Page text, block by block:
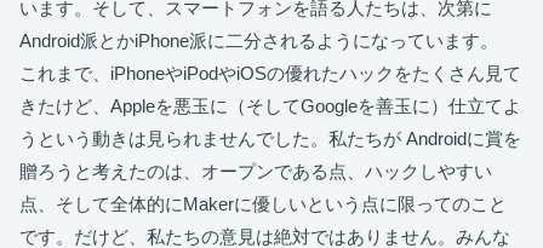
います。そして、スマートフォンを語る人たちは、次第に
Android派とかiPhone派に二分されるようになっています。
これまで、iPhoneやiPodやiOSの優れたハックをたくさん見て
きたけど、Appleを悪玉に（そしてGoogleを善玉に）仕立てよ
うという動きは見られませんでした。私たちが Androidに賞を
贈ろうと考えたのは、オープンである点、ハックしやすい
点、そして全体的にMakerに優しいという点に限ってのこと
です。だけど、私たちの意見は絶対ではありません。みんな